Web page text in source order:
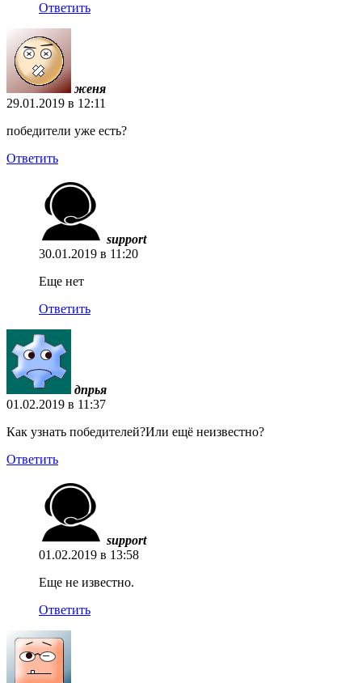
Ответить
женя
29.01.2019 в 12:11
победители уже есть?
Ответить
support
30.01.2019 в 11:20
Еще нет
Ответить
дпрья
01.02.2019 в 11:37
Как узнать победителей?Или ещё неизвестно?
Ответить
support
01.02.2019 в 13:58
Еще не известно.
Ответить